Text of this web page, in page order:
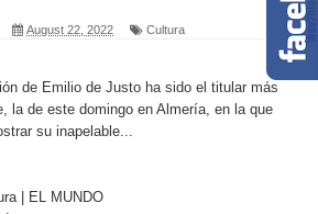
August 22, 2022 Cultura
de Emilio de Justo ha sido el titular más
la de este domingo en Almería, en la que
su inapelable...
| EL MUNDO